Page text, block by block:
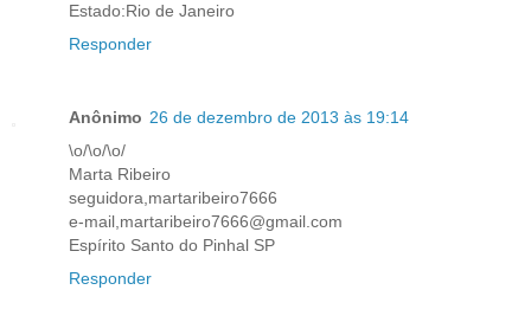
Estado:Rio de Janeiro
Responder
Anônimo 26 de dezembro de 2013 às 19:14
\o/\o/\o/
Marta Ribeiro
seguidora,martaribeiro7666
e-mail,martaribeiro7666@gmail.com
Espírito Santo do Pinhal SP
Responder